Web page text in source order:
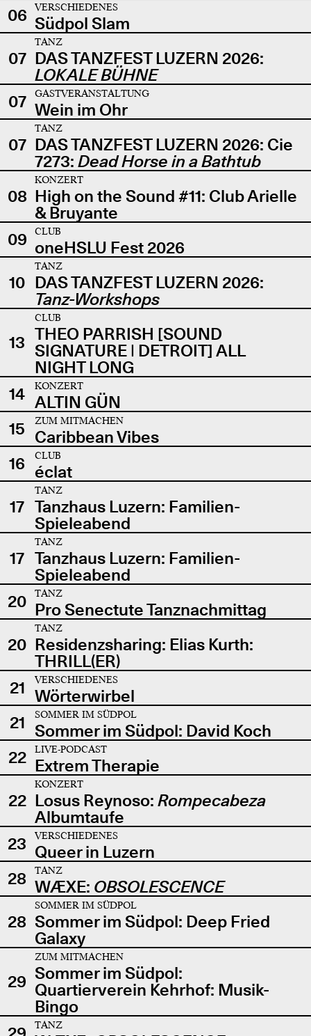
06
VERSCHIEDENES
Südpol Slam
07
TANZ
DAS TANZFEST LUZERN 2026:
LOKALE BÜHNE
07
GASTVERANSTALTUNG
Wein im Ohr
07
TANZ
DAS TANZFEST LUZERN 2026: Cie
7273: Dead Horse in a Bathtub
08
KONZERT
High on the Sound #11: Club Arielle
& Bruyante
09
CLUB
oneHSLU Fest 2026
10
TANZ
DAS TANZFEST LUZERN 2026:
Tanz-Workshops
13
CLUB
THEO PARRISH [SOUND
SIGNATURE | DETROIT] ALL
NIGHT LONG
14
KONZERT
ALTIN GÜN
15
ZUM MITMACHEN
Caribbean Vibes
16
CLUB
éclat
17
TANZ
Tanzhaus Luzern: Familien-
Spieleabend
17
TANZ
Tanzhaus Luzern: Familien-
Spieleabend
20
TANZ
Pro Senectute Tanznachmittag
20
TANZ
Residenzsharing: Elias Kurth:
THRILL(ER)
21
VERSCHIEDENES
Wörterwirbel
21
SOMMER IM SÜDPOL
Sommer im Südpol: David Koch
22
LIVE-PODCAST
Extrem Therapie
22
KONZERT
Losus Reynoso: Rompecabeza
Albumtaufe
23
VERSCHIEDENES
Queer in Luzern
28
TANZ
WÆXE: OBSOLESCENCE
28
SOMMER IM SÜDPOL
Sommer im Südpol: Deep Fried
Galaxy
29
ZUM MITMACHEN
Sommer im Südpol:
Quartierverein Kehrhof: Musik-
Bingo
TANZ